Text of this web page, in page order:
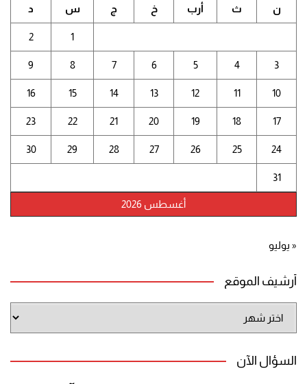
أغسطس 2026
ن ث أرب خ ج س د
1
2
3
4
5
6
7
8
9
10
11
12
13
14
15
16
17
18
19
20
21
22
23
24
25
26
27
28
29
30
31
« يوليو
أرشيف الموقع
الموقع
السؤال الآن